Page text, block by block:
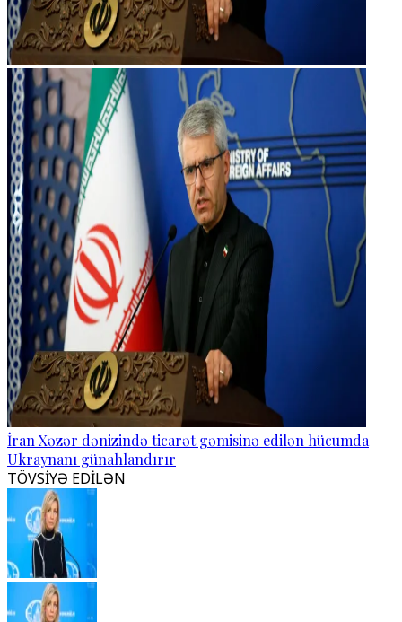
İran Xəzər dənizində ticarət gəmisinə edilən hücumda
Ukraynanı günahlandırır
TÖVSİYƏ EDİLƏN